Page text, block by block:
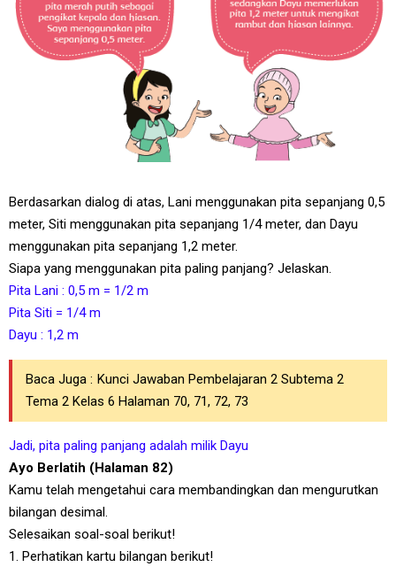
Berdasarkan dialog di atas, Lani menggunakan pita sepanjang 0,5
meter, Siti menggunakan pita sepanjang 1/4 meter, dan Dayu
menggunakan pita sepanjang 1,2 meter.
Siapa yang menggunakan pita paling panjang? Jelaskan.
Pita Lani : 0,5 m = 1/2 m
Pita Siti = 1/4 m
Dayu : 1,2 m
Baca Juga : Kunci Jawaban Pembelajaran 2 Subtema 2
Tema 2 Kelas 6 Halaman 70, 71, 72, 73
Jadi, pita paling panjang adalah milik Dayu
Ayo Berlatih (Halaman 82)
Kamu telah mengetahui cara membandingkan dan mengurutkan
bilangan desimal.
Selesaikan soal-soal berikut!
1. Perhatikan kartu bilangan berikut!